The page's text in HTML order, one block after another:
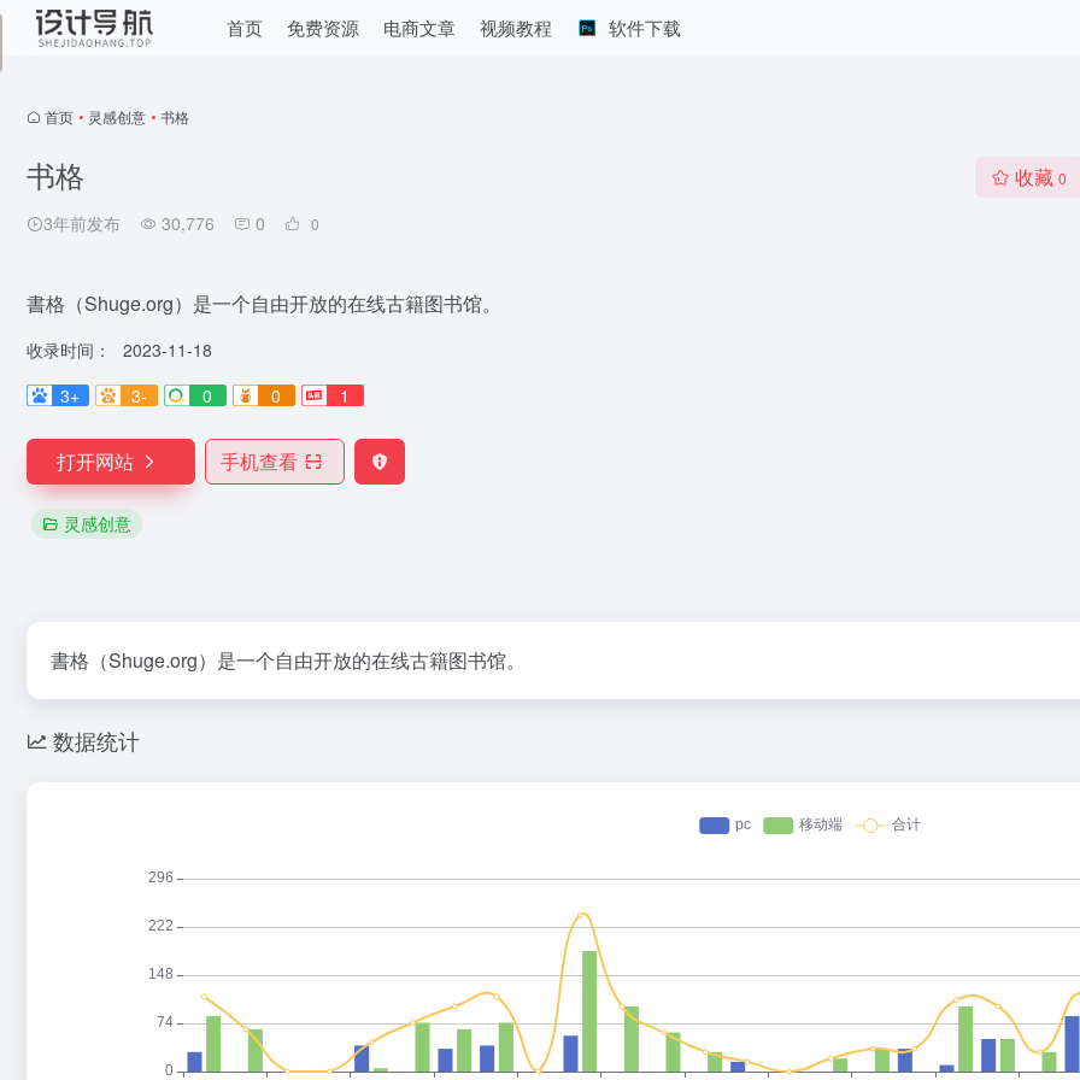
首页 免费资源 电商文章 视频教程 软件下载
首页 • 灵感创意 • 书格
书格
3年前发布 30,776 0 0
收藏 0
書格（Shuge.org）是一个自由开放的在线古籍图书馆。
收录时间：
2023-11-18
3+
3- 0 0 1
打开网站 手机查看
灵感创意
書格（Shuge.org）是一个自由开放的在线古籍图书馆。
数据统计